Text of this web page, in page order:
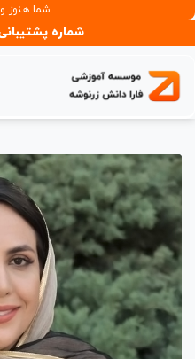
شما هنوز
شماره پشتیبانی :